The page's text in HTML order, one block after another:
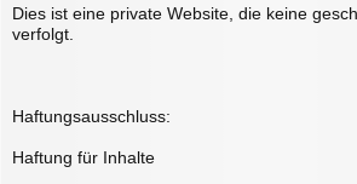
Dies ist eine private Website, die keine
verfolgt.
Haftungsausschluss:
Haftung für Inhalte